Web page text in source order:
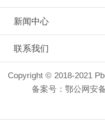
新闻中心
联系我们
Copyright © 2018-2021
备案号： 鄂公网安